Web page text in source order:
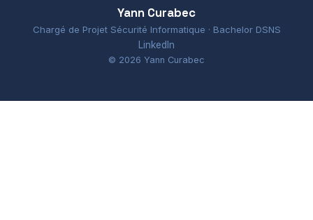
Yann Curabec
Chargé de Projet Sécurité Informatique · Bachelor DSNS
LinkedIn
© 2026 Yann Curabec